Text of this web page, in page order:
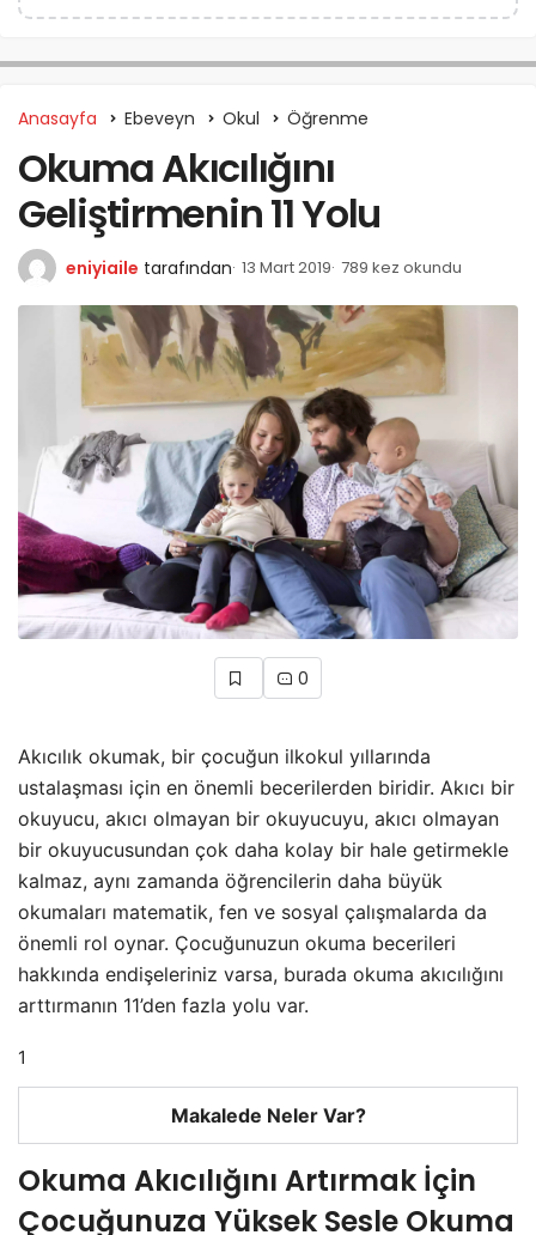
Anasayfa Ebeveyn Okul Öğrenme
Okuma Akıcılığını
Geliştirmenin 11 Yolu
eniyiaile tarafından 13 Mart 2019 789 kez okundu
0
Akıcılık okumak, bir çocuğun ilkokul yıllarında
ustalaşması için en önemli becerilerden biridir. Akıcı bir
okuyucu, akıcı olmayan bir okuyucuyu, akıcı olmayan
bir okuyucusundan çok daha kolay bir hale getirmekle
kalmaz, aynı zamanda öğrencilerin daha büyük
okumaları matematik, fen ve sosyal çalışmalarda da
önemli rol oynar. Çocuğunuzun okuma becerileri
hakkında endişeleriniz varsa, burada okuma akıcılığını
arttırmanın 11’den fazla yolu var.
1
Makalede Neler Var?
Okuma Akıcılığını Artırmak İçin
Çocuğunuza Yüksek Sesle Okuma